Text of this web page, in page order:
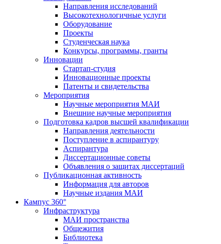
Направления исследований
Высокотехнологичные услуги
Оборудование
Проекты
Студенческая наука
Конкурсы, программы, гранты
Инновации
Стартап-студия
Инновационные проекты
Патенты и свидетельства
Мероприятия
Научные мероприятия МАИ
Внешние научные мероприятия
Подготовка кадров высшей квалификации
Направления деятельности
Поступление в аспирантуру
Аспирантура
Диссертационные советы
Объявления о защитах диссертаций
Публикационная активность
Информация для авторов
Научные издания МАИ
Кампус 360°
Инфраструктура
МАИ пространства
Общежития
Библиотека